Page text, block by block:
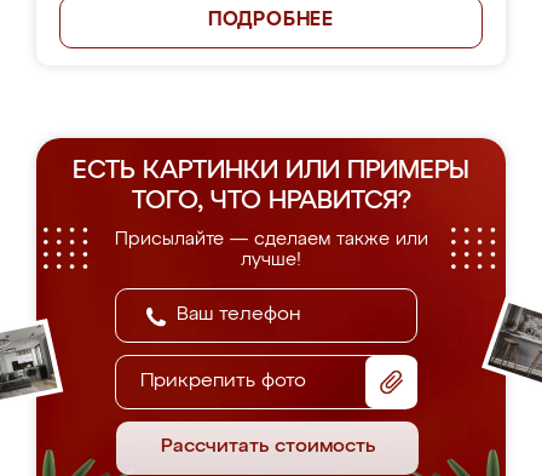
ПОДРОБНЕЕ
ЕСТЬ КАРТИНКИ ИЛИ ПРИМЕРЫ
ТОГО, ЧТО НРАВИТСЯ?
Присылайте — сделаем также или
лучше!
Прикрепить фото
Рассчитать стоимость